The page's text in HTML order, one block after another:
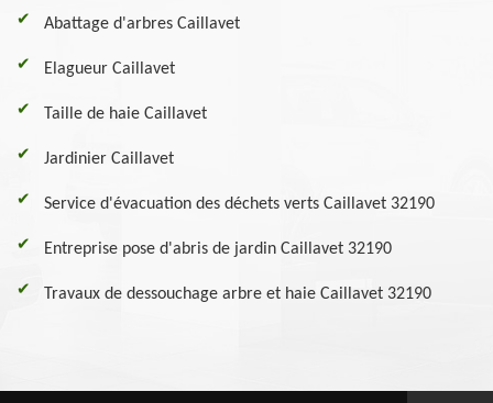
Abattage d'arbres Caillavet
Elagueur Caillavet
Taille de haie Caillavet
Jardinier Caillavet
Service d'évacuation des déchets verts Caillavet 32190
Entreprise pose d'abris de jardin Caillavet 32190
Travaux de dessouchage arbre et haie Caillavet 32190